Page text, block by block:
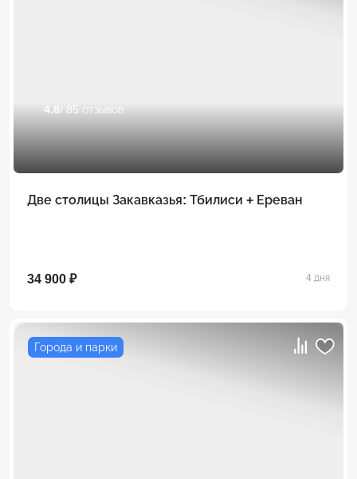
4.8/ 85 отзывов
Две столицы Закавказья: Тбилиси + Ереван
34 900 ₽ 4 дня
Города и парки